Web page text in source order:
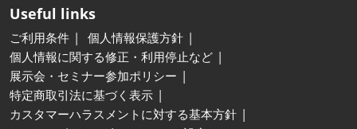
Useful links
ご利用条件
個人情報保護方針
個人情報に関する修正・利用停止など
展示会・セミナー参加ポリシー
特定商取引法に基づく表示
カスタマーハラスメントに対する基本方針